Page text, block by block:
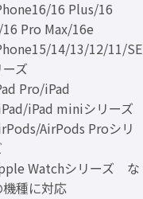
16 Plus/16
16 Pro Max/16e
14/13/12/11/SE
ズ
Pro/iPad
iPad miniシリーズ
AirPods Proシリ
Watchシリーズ な
機種に対応